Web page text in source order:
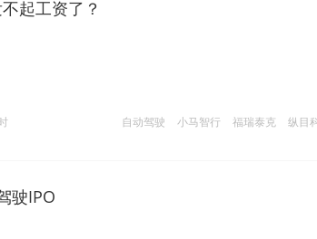
起工资了？
自动驾驶 小马智行 福瑞泰克 纵目
驶IPO